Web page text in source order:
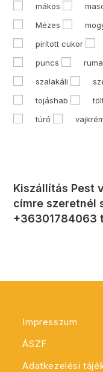
mákos
Mézes
pirított cukor
puncs
szalakáli
tojáshab
túró
Kiszállítás Pest
címre szeretnél
+36301784063
Impresszum
ÁSZF
Adatkezelési